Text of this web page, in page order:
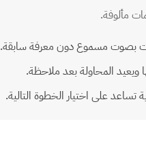
مألوفة.
بصوت مسموع دون معرفة سابقة.
المحاولة بعد ملاحظة.
على اختيار الخطوة التالية.